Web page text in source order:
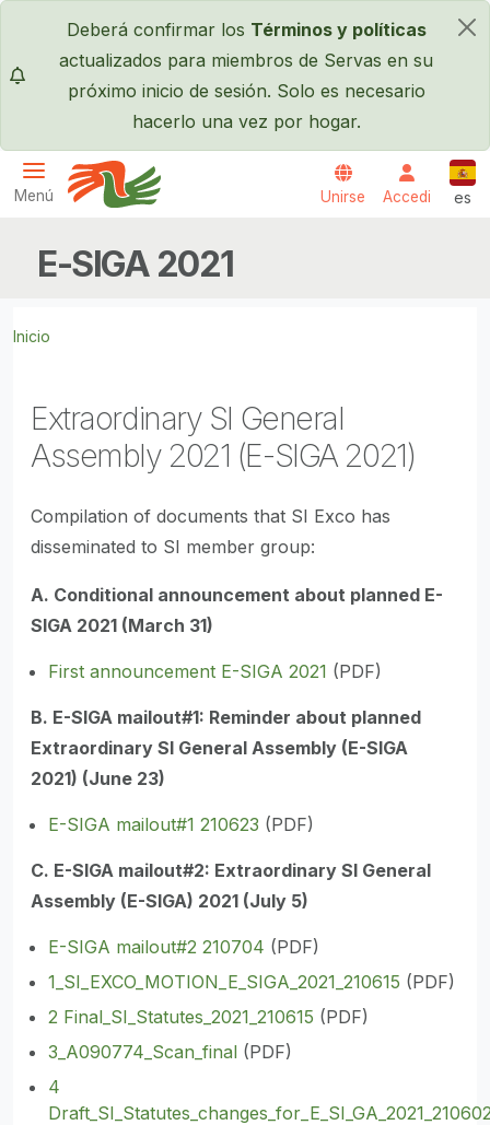
Pasar al contenido principal
×
Deberá confirmar los Términos y políticas
actualizados para miembros de Servas en su
próximo inicio de sesión. Solo es necesario
hacerlo una vez por hogar.
Menú Unirse Accedi es
E-SIGA 2021
Inicio
Extraordinary SI General
Assembly 2021 (E-SIGA 2021)
Compilation of documents that SI Exco has
disseminated to SI member group:
A. Conditional announcement about planned E-
SIGA 2021 (March 31)
First announcement E-SIGA 2021 (PDF)
B. E-SIGA mailout#1: Reminder about planned
Extraordinary SI General Assembly (E-SIGA
2021) (June 23)
E-SIGA mailout#1 210623 (PDF)
C. E-SIGA mailout#2: Extraordinary SI General
Assembly (E-SIGA) 2021 (July 5)
E-SIGA mailout#2 210704 (PDF)
1_SI_EXCO_MOTION_E_SIGA_2021_210615 (PDF)
2 Final_SI_Statutes_2021_210615 (PDF)
3_A090774_Scan_final (PDF)
4